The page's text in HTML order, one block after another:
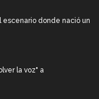
escenario donde nació un
la voz" a